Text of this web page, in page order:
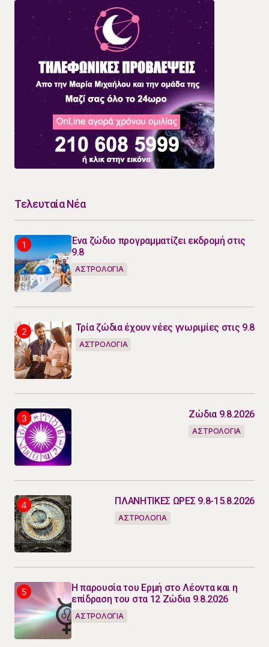
Τελευταία Νέα
Ένα ζώδιο προγραμματίζει εκδρομή στις
9.8
ΑΣΤΡΟΛΟΓΙΑ
Τρία ζώδια έχουν νέες γνωριμίες στις 9.8
ΑΣΤΡΟΛΟΓΙΑ
Ζώδια 9.8.2026
ΑΣΤΡΟΛΟΓΙΑ
ΠΛΑΝΗΤΙΚΕΣ ΩΡΕΣ 9.8-15.8.2026
ΑΣΤΡΟΛΟΓΙΑ
Η παρουσία του Ερμή στο Λέοντα και η
επίδραση του στα 12 Ζώδια 9.8.2026
ΑΣΤΡΟΛΟΓΙΑ